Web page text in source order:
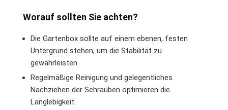
Worauf sollten Sie achten?
Die Gartenbox sollte auf einem ebenen, festen
Untergrund stehen, um die Stabilität zu
gewährleisten.
Regelmäßige Reinigung und gelegentliches
Nachziehen der Schrauben optimieren die
Langlebigkeit.